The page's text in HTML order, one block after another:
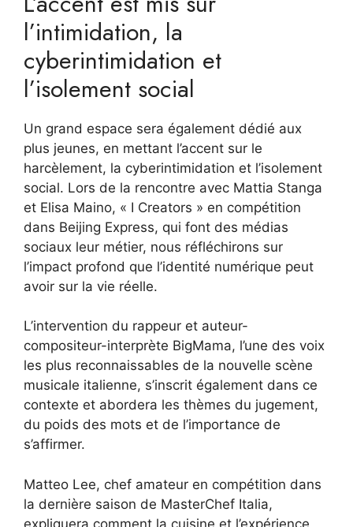
l’intimidation, la
cyberintimidation et
l’isolement social
Un grand espace sera également dédié aux
plus jeunes, en mettant l’accent sur le
harcèlement, la cyberintimidation et l’isolement
social. Lors de la rencontre avec Mattia Stanga
et Elisa Maino, « I Creators » en compétition
dans Beijing Express, qui font des médias
sociaux leur métier, nous réfléchirons sur
l’impact profond que l’identité numérique peut
avoir sur la vie réelle.
L’intervention du rappeur et auteur-
compositeur-interprète BigMama, l’une des voix
les plus reconnaissables de la nouvelle scène
musicale italienne, s’inscrit également dans ce
contexte et abordera les thèmes du jugement,
du poids des mots et de l’importance de
s’affirmer.
Matteo Lee, chef amateur en compétition dans
la dernière saison de MasterChef Italia,
expliquera comment la cuisine et l’expérience